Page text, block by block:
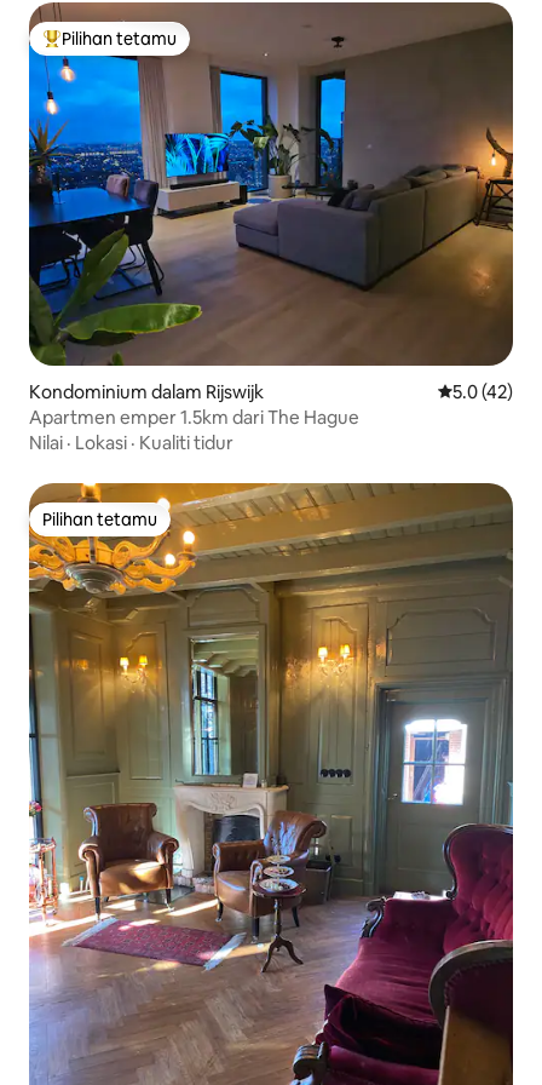
Pilihan utama tetamu
Pilihan tetamu
Kondominium dalam Rijswijk Penarafan
5.0 (42)
Apartmen emper 1.5km dari The Hague
Nilai · Lokasi · Kualiti tidur
Pilihan tetamu
Pilihan tetamu